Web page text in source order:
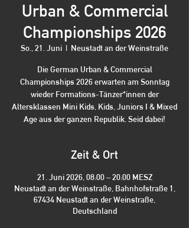
Urban & Commercial
Championships 2026
So., 21. Juni
  |
Neustadt an der Weinstraße
Die German Urban & Commercial
Championships 2026 erwarten am Sonntag
wieder Formations-Tänzer*innen der
Altersklassen Mini Kids, Kids, Juniors I & Mixed
Age aus der ganzen Republik. Seid dabei!
Zeit & Ort
21. Juni 2026, 08:00 – 20:00 MESZ
Neustadt an der Weinstraße, Bahnhofstraße 1,
67434 Neustadt an der Weinstraße,
Deutschland